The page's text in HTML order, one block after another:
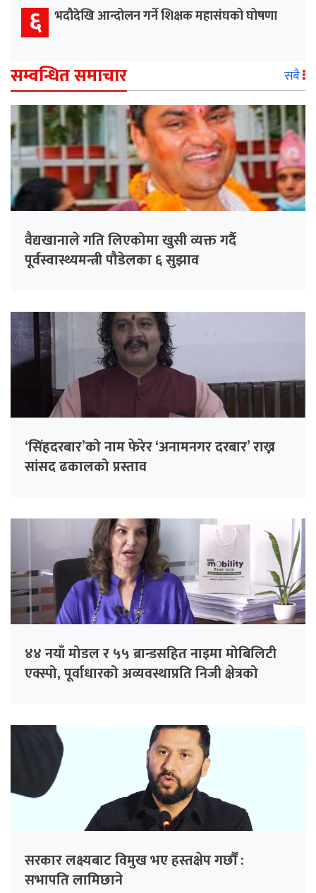
६ भदौदेखि आन्दोलन गर्ने शिक्षक महासंघको घोषणा
सम्वन्धित समाचार सबै
वैद्यखानाले गति लिएकोमा खुसी व्यक्त गर्दै
पूर्वस्वास्थ्यमन्त्री पौडेलका ६ सुझाव
‘सिंहदरबार’को नाम फेरेर ‘अनामनगर दरबार’ राख्न
सांसद ढकालको प्रस्ताव
४४ नयाँ मोडल र ५५ ब्रान्डसहित नाइमा मोबिलिटी
एक्स्पो, पूर्वाधारको अव्यवस्थाप्रति निजी क्षेत्रको
सरकार लक्ष्यबाट विमुख भए हस्तक्षेप गर्छौं :
सभापति लामिछाने